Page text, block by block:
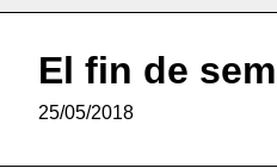
El fin de
25/05/2018